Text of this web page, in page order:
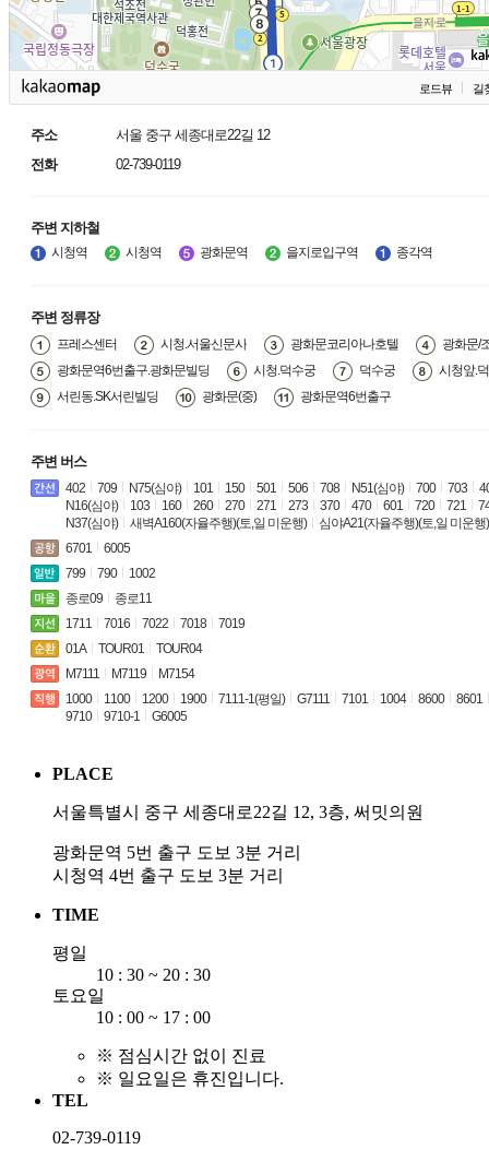
로드뷰 길
주소
서울 중구 세종대로22길 12
전화
02-739-0119
주변 지하철
시청역 시청역 광화문역 을지로입구역 종각역
주변 정류장
프레스센터 시청.서울신문사 광화문코리아나호텔
광화문/
광화문역6번출구.광화문빌딩
시청.덕수궁 덕수궁
시청앞.
서린동.SK서린빌딩
광화문(중) 광화문역6번출구
주변 버스
402 709 N75(심야) 101 150 501 506 708 N51(심야) 700 703
N16(심야)
103 160 260 270 271 273 370 470 601 720 721
N37(심야)
새벽A160(자율주행)(토,일 미운행)
심야A21(자율주행)(토,일 미운행)
6701
6005
799
790
1002
종로09
종로11
1711
7016 7022 7018
7019
01A
TOUR01
TOUR04
M7111
M7119
M7154
1000
1100 1200 1900 7111-1(평일) G7111 7101 1004 8600
8601
9710
9710-1 G6005
PLACE
서울특별시 중구 세종대로22길 12, 3층, 써밋의원
광화문역 5번 출구 도보 3분 거리
시청역 4번 출구 도보 3분 거리
TIME
평일
10 : 30 ~ 20 : 30
토요일
10 : 00 ~ 17 : 00
※ 점심시간 없이 진료
※ 일요일은 휴진입니다.
TEL
02-739-0119